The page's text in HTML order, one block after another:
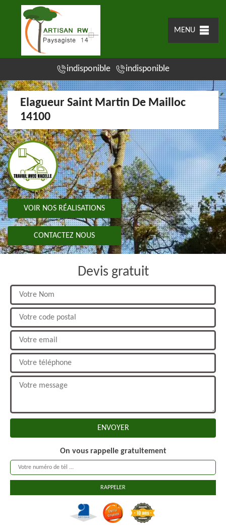
MENU
indisponible indisponible
Elagueur Saint Martin De Mailloc
14100
VOIR NOS RÉALISATIONS
CONTACTEZ NOUS
Devis gratuit
On vous rappelle gratuitement